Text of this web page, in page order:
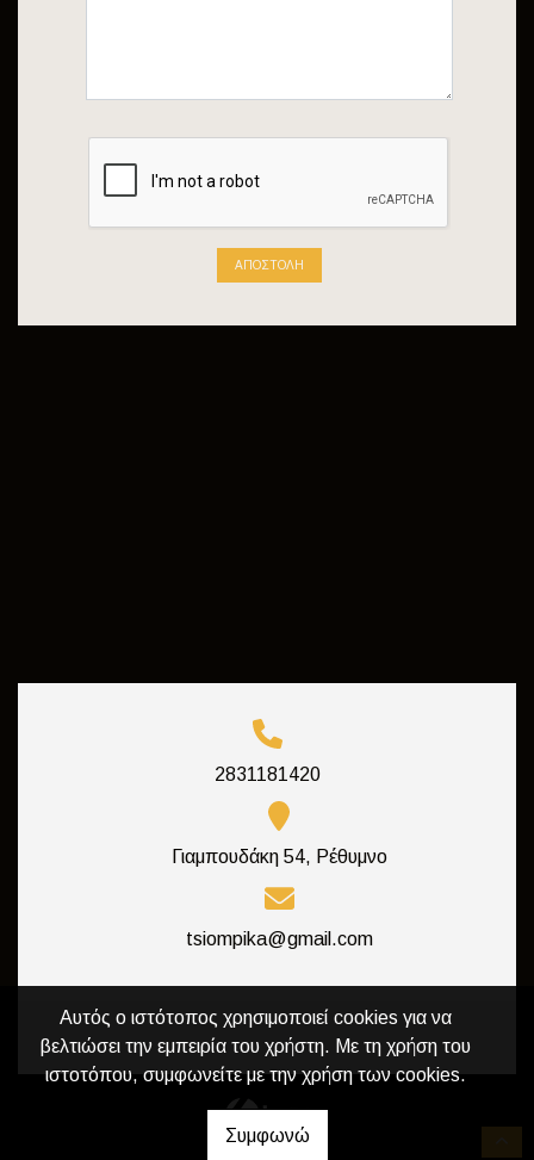
2831181420
Γιαμπουδάκη 54, Ρέθυμνο
tsiompika@gmail.com
ΑΠΟΣΤΟΛΉ
Αυτός ο ιστότοπος χρησιμοποιεί cookies για να
βελτιώσει την εμπειρία του χρήστη. Με τη χρήση του
ιστοτόπου, συμφωνείτε με την χρήση των cookies.
Συμφωνώ